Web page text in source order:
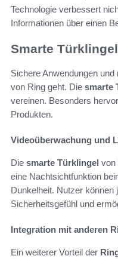
Technologie verbessert
Informationen über einen
Smarte
Sichere Anwendungen
von Ring geht. Die smarte
vereinen. Besonders
Produkten.
Videoüberwachung und
Die smarte Türklingel von
eine Nachtsichtfunktion
Dunkelheit. Nutzer
Sicherheitsgefühl und
Integration mit anderen
Ein weiterer Vorteil der